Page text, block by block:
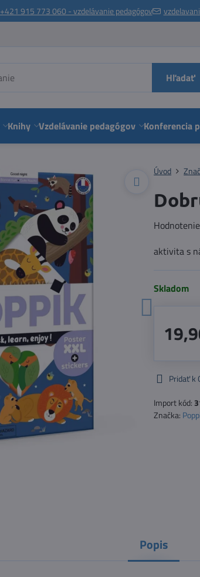
+421 915 773 060 - vzdelávanie pedagógov
Hľadať
Knihy Vzdelávanie pedagógov Konferencia
Úvod
Hodnotenie
aktivita s
Skladom
Pridať k
Import kód:
Značka:
Popis